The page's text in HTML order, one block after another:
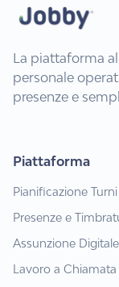
La piattaforma
personale
presenze e
Piattaforma
Pianificazione Turni
Presenze e
Assunzione Digitale
Lavoro a Chiamata